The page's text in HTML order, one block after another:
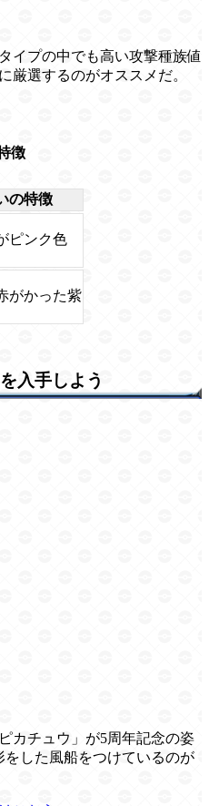
イプの中でも高い攻撃種族値
厳選するのがオススメだ。
徴
の特徴
ピンク色
がかった紫
入手しよう
カチュウ」が5周年記念の姿
した風船をつけているのが